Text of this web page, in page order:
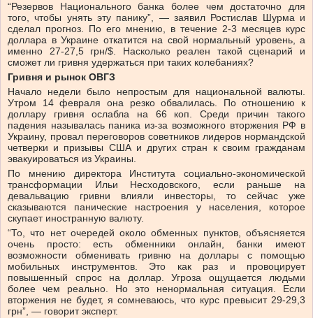
“Резервов Национального банка более чем достаточно для
того, чтобы унять эту панику”, — заявил Ростислав Шурма и
сделал прогноз. По его мнению, в течение 2-3 месяцев курс
доллара в Украине откатится на свой нормальный уровень, а
именно 27-27,5 грн/$. Насколько реален такой сценарий и
сможет ли гривня удержаться при таких колебаниях?
Гривня и рынок ОВГЗ
Начало недели было непростым для национальной валюты.
Утром 14 февраля она резко обвалилась. По отношению к
доллару гривня ослабла на 66 коп. Среди причин такого
падения называлась паника из-за возможного вторжения РФ в
Украину, провал переговоров советников лидеров нормандской
четверки и призывы США и других стран к своим гражданам
эвакуироваться из Украины.
По мнению директора Института социально-экономической
трансформации Ильи Несходовского, если раньше на
девальвацию гривни влияли инвесторы, то сейчас уже
сказываются панические настроения у населения, которое
скупает иностранную валюту.
“То, что нет очередей около обменных пунктов, объясняется
очень просто: есть обменники онлайн, банки имеют
возможности обменивать гривню на доллары с помощью
мобильных инструментов. Это как раз и провоцирует
повышенный спрос на доллар. Угроза ощущается людьми
более чем реально. Но это ненормальная ситуация. Если
вторжения не будет, я сомневаюсь, что курс превысит 29-29,3
грн”, — говорит эксперт.